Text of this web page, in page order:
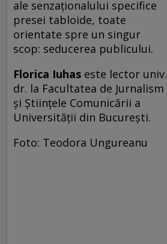
ale senzaţionalului specifice
presei tabloide, toate
orientate spre un singur
scop: seducerea publicului.
Florica Iuhas este lector univ.
dr. la Facultatea de Jurnalism
și Științele Comunicării a
Universității din București.
Foto: Teodora Ungureanu